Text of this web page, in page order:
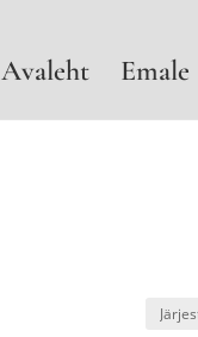
Avaleht Emale